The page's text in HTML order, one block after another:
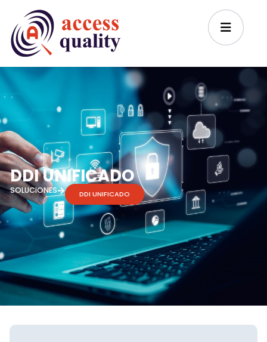
DDI UNIFICADO
SOLUCIONES DDI UNIFICADO